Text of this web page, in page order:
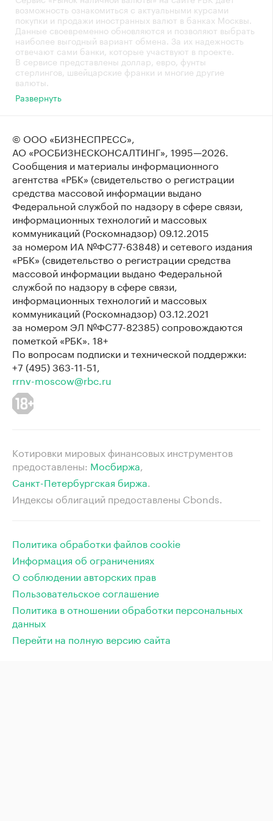
возможность ознакомиться с актуальными курсами
покупки и продажи иностранных валют в банках Москвы.
Данные своевременно обновляются и позволяют выбрать
наиболее выгодный вариант обмена. За их надежность
отвечают сами банки, которые участвуют в проекте.
В сервисе представлены доллар, евро, фунты
стерлингов, швейцарские франки и многие другие
валюты.
Развернуть
© ООО «БИЗНЕСПРЕСС»,
АО «РОСБИЗНЕСКОНСАЛТИНГ», 1995—2026.
Сообщения и материалы информационного
агентства «РБК» (свидетельство о регистрации
средства массовой информации выдано
Федеральной службой по надзору в сфере связи,
информационных технологий и массовых
коммуникаций (Роскомнадзор) 09.12.2015
за номером ИА №ФС77-63848) и сетевого издания
«РБК» (свидетельство о регистрации средства
массовой информации выдано Федеральной
службой по надзору в сфере связи,
информационных технологий и массовых
коммуникаций (Роскомнадзор) 03.12.2021
за номером ЭЛ №ФС77-82385) сопровождаются
пометкой «РБК». 18+
По вопросам подписки и технической поддержки:
+7 (495) 363-11-51,
rrnv-moscow@rbc.ru
Котировки мировых финансовых инструментов
предоставлены: Мосбиржа⁠,
Санкт-Петербургская биржа⁠.
Индексы облигаций предоставлены Cbonds.
Политика обработки файлов cookie
Информация об ограничениях
О соблюдении авторских прав
Пользовательское соглашение
Политика в отношении обработки персональных
данных
Перейти на полную версию сайта